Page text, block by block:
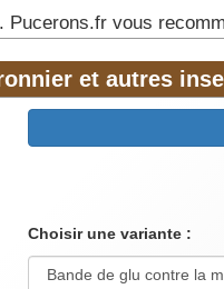
vous
en bouchant les
Les plus connus
chrysopes et les
de coccinelles
et autres
Choisir une variante :